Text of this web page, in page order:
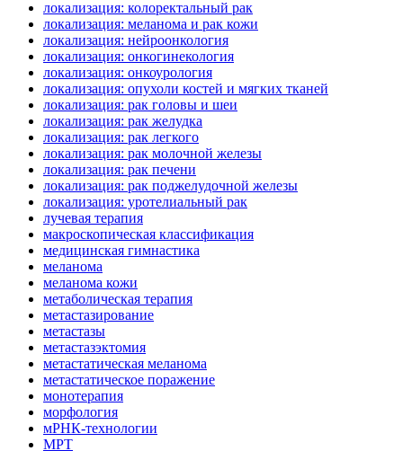
локализация: колоректальный рак
локализация: меланома и рак кожи
локализация: нейроонкология
локализация: онкогинекология
локализация: онкоурология
локализация: опухоли костей и мягких тканей
локализация: рак головы и шеи
локализация: рак желудка
локализация: рак легкого
локализация: рак молочной железы
локализация: рак печени
локализация: рак поджелудочной железы
локализация: уротелиальный рак
лучевая терапия
макроскопическая классификация
медицинская гимнастика
меланома
меланома кожи
метаболическая терапия
метастазирование
метастазы
метастазэктомия
метастатическая меланома
метастатическое поражение
монотерапия
морфология
мРНК-технологии
МРТ